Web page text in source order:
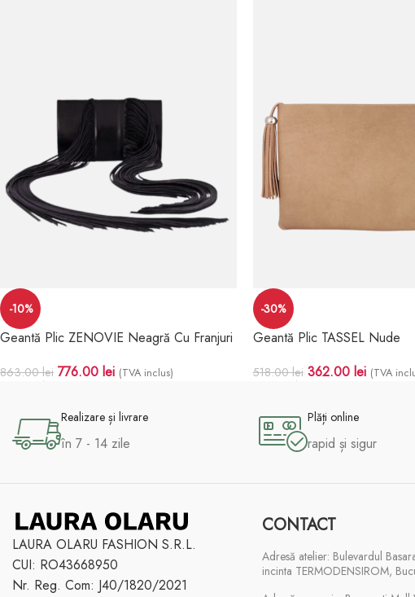
-10%
Geantă Plic ZENOVIE Neagră Cu Franjuri
863.00lei 776.00 lei (TVA inclus)
-30%
Geantă Plic TASSEL Nude
518.00lei 362.00 lei (TVA
Realizare și livrare
în 7 - 14 zile
Plăți online
rapid și sigur
LAURA OLARU FASHION S.R.L.
CUI: RO43668950
Nr. Reg. Com: J40/1820/2021
CONTACT
Adresă atelier: Bulevardul
incinta TERMODENSIROM,